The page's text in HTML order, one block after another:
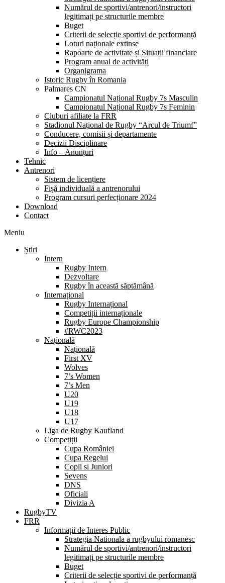
Numărul de sportivi/antrenori/instructori
legitimați pe structurile membre
Buget
Criterii de selecție sportivi de performanță
Loturi naționale extinse
Rapoarte de activitate și Situații financiare
Program anual de activități
Organigrama
Istoric Rugby în Romania
Palmares CN
Campionatul Național Rugby 7s Masculin
Campionatul Național Rugby 7s Feminin
Cluburi afiliate la FRR
Stadionul Național de Rugby “Arcul de Triumf”
Conducere, comisii și departamente
Decizii Disciplinare
Info – Anunțuri
Tehnic
Antrenori
Sistem de licențiere
Fișă individuală a antrenorului
Program cursuri perfecționare 2024
Download
Contact
Meniu
Știri
Intern
Rugby Intern
Dezvoltare
Rugby în această săptămână
Internațional
Rugby Internațional
Competiții internaționale
Rugby Europe Championship
#RWC2023
Națională
Națională
First XV
Wolves
7’s Women
7’s Men
U20
U19
U18
U17
Liga de Rugby Kaufland
Competiții
Cupa României
Cupa Regelui
Copii si Juniori
Sevens
DNS
Oficiali
Divizia A
RugbyTV
FRR
Informații de Interes Public
Strategia Nationala a rugbyului romanesc
Numărul de sportivi/antrenori/instructori
legitimați pe structurile membre
Buget
Criterii de selecție sportivi de performanță